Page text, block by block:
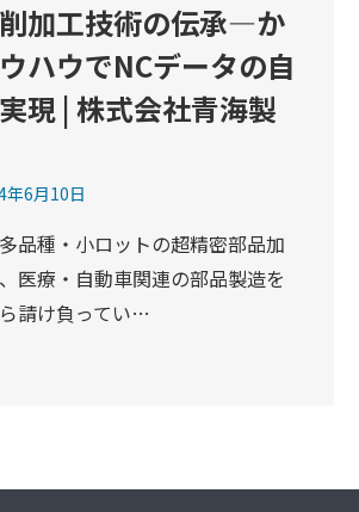
加工技術の伝承―か
ハウでNCデータの自
現 | 株式会社青海製
年6月10日
品種・小ロットの超精密部品加
医療・自動車関連の部品製造を
請け負ってい…